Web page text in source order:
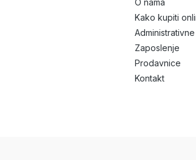
O nama
Kako kupiti
Zaposlenje
Prodavnice
Kontakt